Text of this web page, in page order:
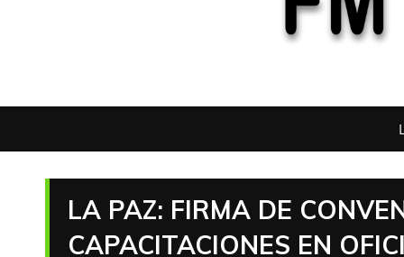
LA PAZ: FIRMA DE
CAPACITACIONES EN